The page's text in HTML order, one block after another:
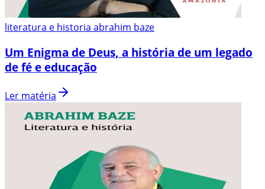
literatura e historia abrahim baze
Um Enigma de Deus, a história de um legado
de fé e educação
Ler matéria